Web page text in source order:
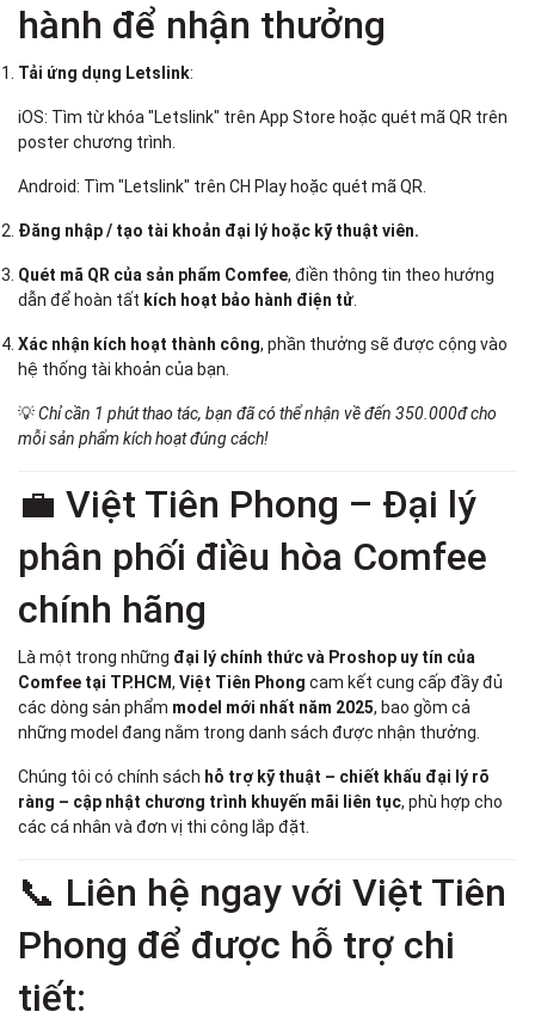
hành để nhận thưởng
Tải ứng dụng Letslink:
iOS: Tìm từ khóa "Letslink" trên App Store hoặc quét mã QR trên
poster chương trình.
Android: Tìm "Letslink" trên CH Play hoặc quét mã QR.
Đăng nhập / tạo tài khoản đại lý hoặc kỹ thuật viên.
Quét mã QR của sản phẩm Comfee, điền thông tin theo hướng
dẫn để hoàn tất kích hoạt bảo hành điện tử
Xác nhận kích hoạt thành công, phần thưởng sẽ được cộng vào
hệ thống tài khoản của bạn.
💡Chỉ cần 1 phút thao tác, bạn đã có thể nhận về đến 350.000đ cho
mỗi sản phẩm kích hoạt đúng cách!
💼 Việt Tiên Phong – Đại lý
phân phối điều hòa Comfee
chính hãng
Là một trong những đại lý chính thức và Proshop uy tín của
Comfee tại TP.HCM, Việt Tiên Phong cam kết cung cấp đầy đủ
các dòng sản phẩm model mới nhất năm 2025, bao gồm cả
những model đang nằm trong danh sách được nhận thưởng.
Chúng tôi có chính sách hỗ trợ kỹ thuật – chiết khấu đại lý rõ
ràng – cập nhật chương trình khuyến mãi liên tục, phù hợp cho
các cá nhân và đơn vị thi công lắp đặt.
📞 Liên hệ ngay với Việt Tiên
Phong để được hỗ trợ chi
tiết: